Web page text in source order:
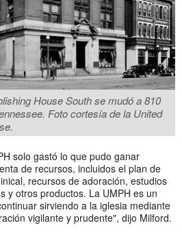
House South se mudó a 810
Foto cortesía de la United
solo gastó lo que pudo ganar
de recursos, incluidos el plan de
recursos de adoración, estudios
y otros productos. La UMPH es un
sirviendo a la iglesia mediante
vigilante y prudente", dijo Milford.